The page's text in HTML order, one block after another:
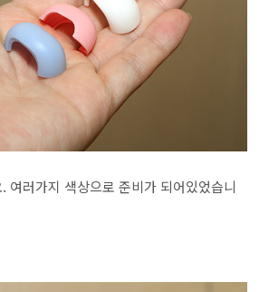
여러가지 색상으로 준비가 되어있었습니